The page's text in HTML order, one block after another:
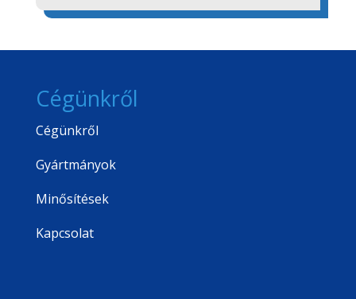
Cégünkről
Cégünkről
Gyártmányok
Minősítések
Kapcsolat